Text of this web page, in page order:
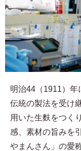
明治44（1911）年
伝統の製法を受け
用いた生麩をつく
感、素材の旨みを
やまんさん」の愛